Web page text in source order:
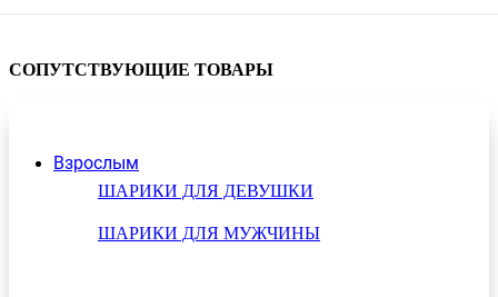
Взрослым
ШАРИКИ ДЛЯ ДЕВУШКИ
ШАРИКИ ДЛЯ МУЖЧИНЫ
СОПУТСТВУЮЩИЕ ТОВАРЫ